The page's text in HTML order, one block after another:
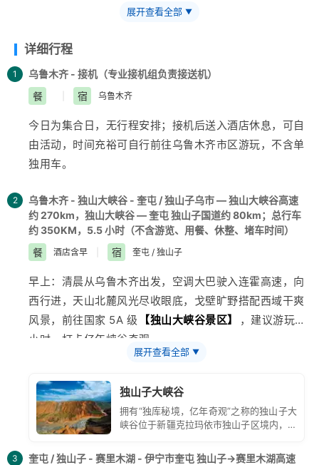
适的经济型住宿 (双人标间)，不提供大床房。 「行程用车」
2+1 大巴 (带导游)；10 人以下安排 7 座商务 (无导游) 大巴
车一换、价格减一半，更舒适、真纯玩、0 购物、无套路 一
样都不少！只要舒适、纯玩、零购物、超高性价比！“要啥
自行车呢？” 各类体验性活动属于自费自愿，游客不提请求
旅行社不安排！ 真的骑在名马背上 — 弗里斯兰・马背繁花
【独家项目世界名马 — 弗里斯兰 仅为我有】在花海中漫
步，与著名荷兰名马 — 弗里斯兰留影 免费赠送 20 秒左右
展开查看全部 ▼
详细行程
1
乌鲁木齐 - 接机（专业接机组负责接送机）
餐
宿 乌鲁木齐
今日为集合日，无行程安排；接机后送入酒店休息，可自
由活动，时间充裕可自行前往乌鲁木齐市区游玩，不含单
独用车。
2
乌鲁木齐 - 独山大峡谷 - 奎屯 / 独山子乌市 — 独山大峡谷高速
约 270km，独山大峡谷 — 奎屯 独山子国道约 80km；总行车
约 350KM，5.5 小时（不含游览、用餐、休整、堵车时间）
餐
酒店含早 宿 奎屯 / 独山子
早上：清晨从乌鲁木齐出发，空调大巴驶入连霍高速，向
西行进，天山北麓风光尽收眼底，戈壁旷野搭配西域干爽
风景，前往国家 5A 级
【独山大峡谷景区】
，建议游玩 2
小时，打卡亿年峡谷奇观。
- 中午：景区附近自行用餐。
- 傍晚：观赏戈壁日落，结束当日游览；当晚住宿奎屯 /
独山子，为次日前往赛里木湖储备体力。
展开查看全部 ▼
独山子大峡谷
拥有“独库秘境，亿年奇观”之称的独山子大
峡谷位于新疆克拉玛依市独山子区境内，城
3
奎屯 / 独山子 - 赛里木湖 - 伊宁市奎屯 独山子→赛里木湖高速